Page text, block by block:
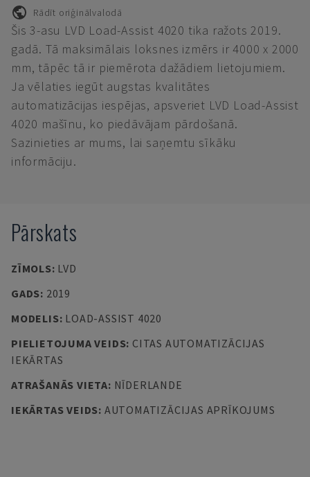
Rādīt oriģinālvalodā
Šis 3-asu LVD Load-Assist 4020 tika ražots 2019.
gadā. Tā maksimālais loksnes izmērs ir 4000 x 2000
mm, tāpēc tā ir piemērota dažādiem lietojumiem.
Ja vēlaties iegūt augstas kvalitātes
automatizācijas iespējas, apsveriet LVD Load-Assist
4020 mašīnu, ko piedāvājam pārdošanā.
Sazinieties ar mums, lai saņemtu sīkāku
informāciju.
Pārskats
ZĪMOLS: LVD
GADS: 2019
MODELIS: LOAD-ASSIST 4020
PIELIETOJUMA VEIDS: CITAS AUTOMATIZĀCIJAS
IEKĀRTAS
ATRAŠANĀS VIETA: NĪDERLANDE
IEKĀRTAS VEIDS: AUTOMATIZĀCIJAS APRĪKOJUMS